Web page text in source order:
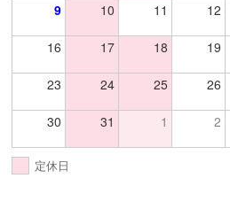
9 10 11 12
16 17 18 19
23 24 25 26
30 31 1 2
定休日